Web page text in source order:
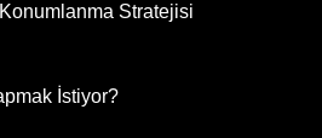
Stratejisi
İstiyor?